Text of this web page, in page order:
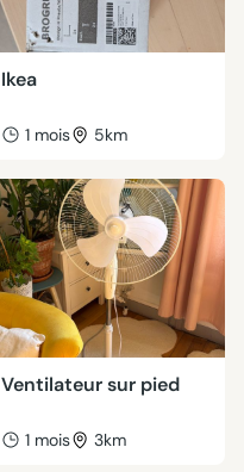
Ikea
1 mois 5km
Ventilateur sur pied
1 mois 3km